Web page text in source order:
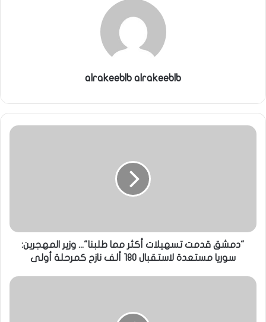
alrakeeblb alrakeeblb
"دمشق قدمت تسهيلات أكثر مما طلبنا"... وزير المهجرين:
سوريا مستعدة لاستقبال 180 ألف نازح كمرحلة أولى